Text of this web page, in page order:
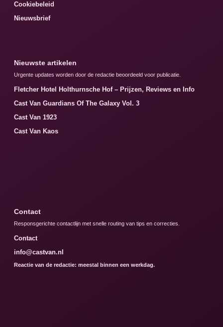
Cookiebeleid
Nieuwsbrief
Nieuwste artikelen
Urgente updates worden door de redactie beoordeeld voor publicatie.
Fletcher Hotel Holthurnsche Hof – Prijzen, Reviews en Info
Cast Van Guardians Of The Galaxy Vol. 3
Cast Van 1923
Cast Van Kaos
Contact
Responsgerichte contactlijn met snelle routing van tips en correcties.
Contact
info@castvan.nl
Reactie van de redactie: meestal binnen een werkdag.